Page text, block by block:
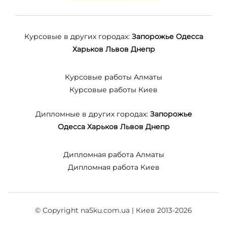
Курсовые в других городах: Запорожье Одесса
Харьков Львов Днепр
Курсовые работы Алматы
Курсовые работы Киев
Дипломные в других городах: Запорожье
Одесса Харьков Львов Днепр
Дипломная работа Алматы
Дипломная работа Киев
© Copyright na5ku.com.ua | Киев 2013-2026